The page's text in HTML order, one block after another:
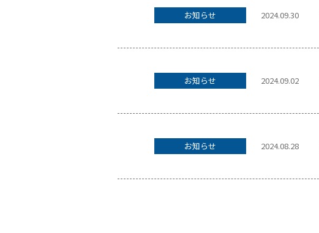
お知らせ 2024.09.30
お知らせ 2024.09.02
お知らせ 2024.08.28